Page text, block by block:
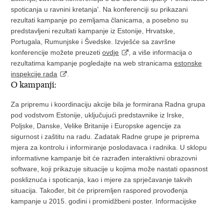
spoticanja u ravnini kretanja'. Na konferenciji su prikazani
rezultati kampanje po zemljama članicama, a posebno su
predstavljeni rezultati kampanje iz Estonije, Hrvatske,
Portugala, Rumunjske i Švedske. Izvješće sa završne
konferencije možete preuzetiovdje
, a više informacija o
rezultatima kampanje pogledajte na web stranicamaestonske
inspekcije rada
O kampanji:
Za pripremu i koordinaciju akcije bila je formirana Radna grupa
pod vodstvom Estonije, uključujući predstavnike iz Irske,
Poljske, Danske, Velike Britanije i Europske agencije za
sigurnost i zaštitu na radu. Zadatak Radne grupe je priprema
mjera za kontrolu i informiranje poslodavaca i radnika. U sklopu
informativne kampanje bit će razrađen interaktivni obrazovni
software, koji prikazuje situacije u kojima može nastati opasnost
poskliznuća i spoticanja, kao i mjere za sprječavanje takvih
situacija. Također, bit će pripremljen raspored provođenja
kampanje u 2015. godini i promidžbeni poster. Informacijske